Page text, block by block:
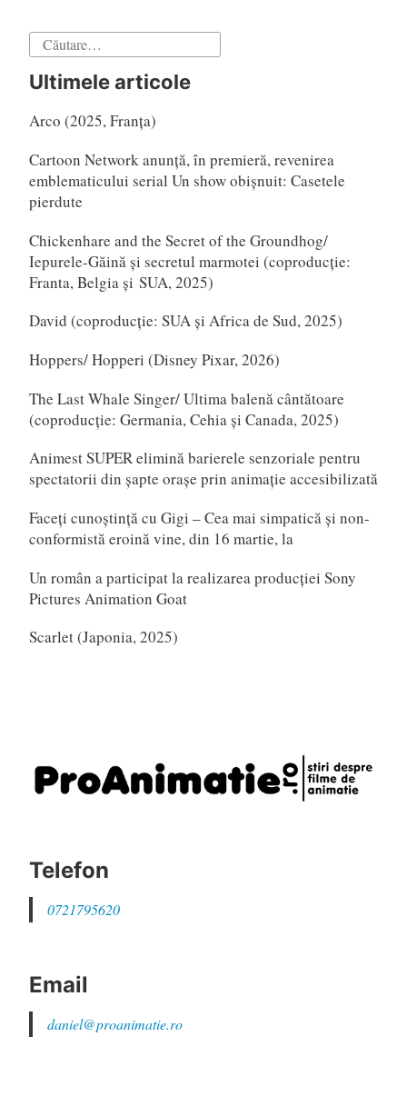
Caută
Ultimele articole
Arco (2025, Franța)
Cartoon Network anunță, în premieră, revenirea
emblematicului serial Un show obișnuit: Casetele
pierdute
Chickenhare and the Secret of the Groundhog/
Iepurele-Găină și secretul marmotei (coproducție:
Franta, Belgia și SUA, 2025)
David (coproducție: SUA și Africa de Sud, 2025)
Hoppers/ Hopperi (Disney Pixar, 2026)
The Last Whale Singer/ Ultima balenă cântătoare
(coproducție: Germania, Cehia și Canada, 2025)
Animest SUPER elimină barierele senzoriale pentru
spectatorii din șapte orașe prin animație accesibilizată
Faceți cunoștință cu Gigi – Cea mai simpatică și non-
conformistă eroină vine, din 16 martie, la
Un român a participat la realizarea producției Sony
Pictures Animation Goat
Scarlet (Japonia, 2025)
Telefon
0721795620
Email
daniel@proanimatie.ro